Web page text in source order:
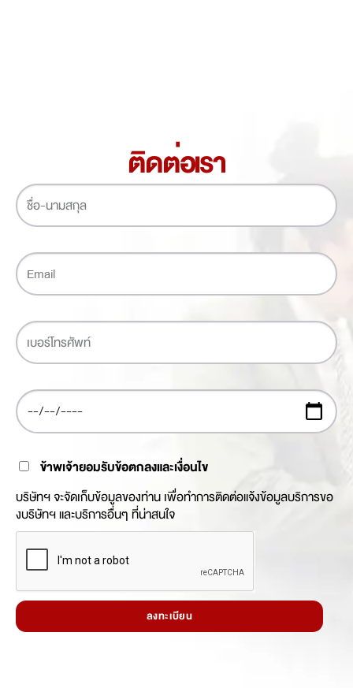
ติดต่อเรา
ข้าพเจ้ายอมรับข้อตกลงและเงื่อนไข
บริษัทฯ จะจัดเก็บข้อมูลของท่าน เพื่อทำการติดต่อแจ้งข้อมูลบริการขอ
งบริษัทฯ และบริการอื่นๆ ที่น่าสนใจ
ลงทะเบียน